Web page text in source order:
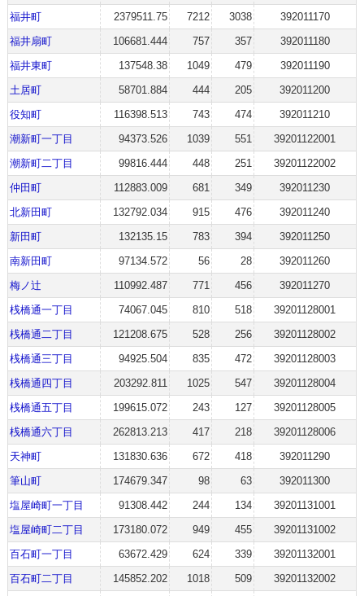
福井町
2379511.75 7212 3038
392011170
福井扇町
106681.444 757 357
392011180
福井東町
137548.38 1049 479
392011190
土居町
58701.884 444 205
392011200
役知町
116398.513 743 474
392011210
潮新町一丁目
94373.526 1039 551
39201122001
潮新町二丁目
99816.444 448 251
39201122002
仲田町
112883.009 681 349
392011230
北新田町
132792.034 915 476
392011240
新田町
132135.15 783 394
392011250
南新田町
97134.572 56 28
392011260
梅ノ辻
110992.487 771 456
392011270
桟橋通一丁目
74067.045 810 518
39201128001
桟橋通二丁目
121208.675 528 256
39201128002
桟橋通三丁目
94925.504 835 472
39201128003
桟橋通四丁目
203292.811 1025 547
39201128004
桟橋通五丁目
199615.072 243 127
39201128005
桟橋通六丁目
262813.213 417 218
39201128006
天神町
131830.636 672 418
392011290
筆山町
174679.347 98 63
392011300
塩屋崎町一丁目
91308.442 244 134
39201131001
塩屋崎町二丁目
173180.072 949 455
39201131002
百石町一丁目
63672.429 624 339
39201132001
百石町二丁目
145852.202 1018 509
39201132002